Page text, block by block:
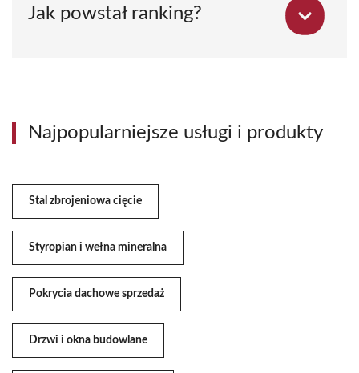
Jak powstał ranking?
Najpopularniejsze usługi i produkty
Stal zbrojeniowa cięcie
Styropian i wełna mineralna
Pokrycia dachowe sprzedaż
Drzwi i okna budowlane